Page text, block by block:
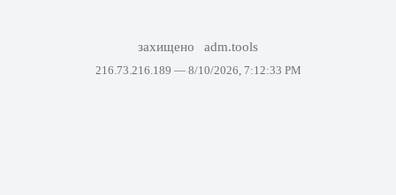
захищено adm.tools
216.73.216.189 — 8/10/2026, 7:12:33 PM